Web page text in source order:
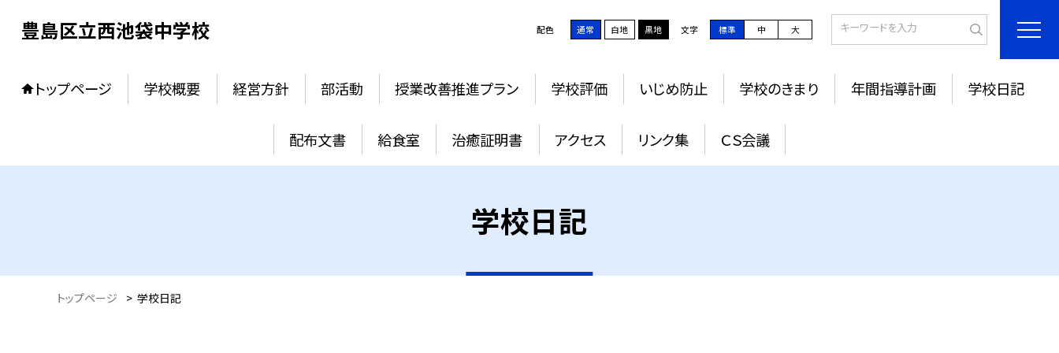
豊島区立西池袋中学校 配色 通常 白地 黒地 文字 標準 中 大
トップページ 学校概要 経営方針 部活動 授業改善推進プラン 学校評価 いじめ防止 学校のきまり 年間指導計画 学校日記
配布文書 給食室 治癒証明書 アクセス リンク集 ＣＳ会議
学校日記
トップページ > 学校日記